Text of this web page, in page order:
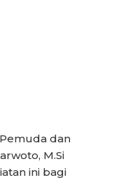
dan
M.Si
ini bagi